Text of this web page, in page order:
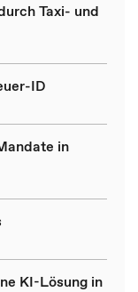
Taxi- und
ID
in
KI-Lösung in